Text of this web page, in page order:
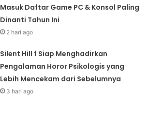
Masuk Daftar Game PC & Konsol Paling
Dinanti Tahun Ini
2 hari ago
Silent Hill f Siap Menghadirkan
Pengalaman Horor Psikologis yang
Lebih Mencekam dari Sebelumnya
3 hari ago